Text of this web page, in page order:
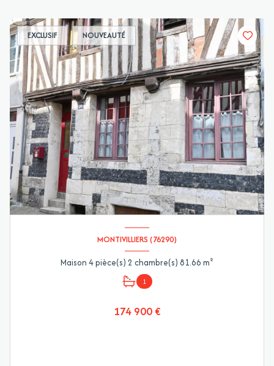
EXCLUSIF NOUVEAUTÉ
MONTIVILLIERS (76290)
Maison 4 pièce(s) 2 chambre(s) 81.66 m²
1
174 900 €